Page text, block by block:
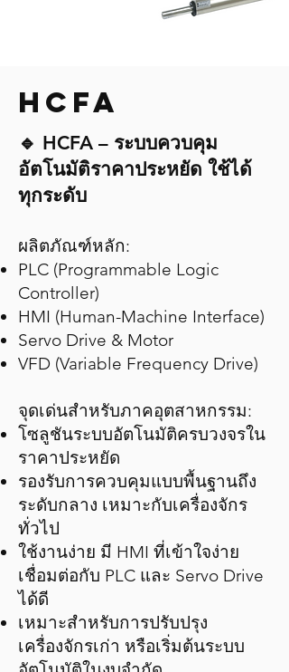
HCFA
🔹 HCFA – ระบบควบคุม
อัตโนมัติราคาประหยัด ใช้ได้
ทุกระดับ
ผลิตภัณฑ์หลัก:
PLC (Programmable Logic
Controller)
HMI (Human-Machine Interface)
Servo Drive & Motor
VFD (Variable Frequency Drive)
จุดเด่นสำหรับภาคอุตสาหกรรม:
โซลูชันระบบอัตโนมัติครบวงจรใน
ราคาประหยัด
รองรับการควบคุมแบบพื้นฐานถึง
ระดับกลาง เหมาะกับเครื่องจักร
ทั่วไป
ใช้งานง่าย มี HMI ที่เข้าใจง่าย
เชื่อมต่อกับ PLC และ Servo Drive
ได้ดี
เหมาะสำหรับการปรับปรุง
เครื่องจักรเก่า หรือเริ่มต้นระบบ